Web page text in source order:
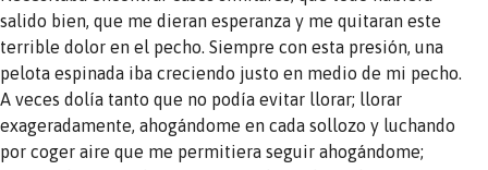
salido bien, que me dieran esperanza y me quitaran este
terrible dolor en el pecho. Siempre con esta presión, una
pelota espinada iba creciendo justo en medio de mi pecho.
A veces dolía tanto que no podía evitar llorar; llorar
exageradamente, ahogándome en cada sollozo y luchando
por coger aire que me permitiera seguir ahogándome;